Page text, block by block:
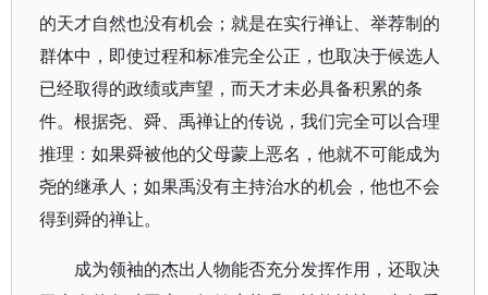
的天才自然也没有机会；就是在实行禅让、举荐制的
群体中，即使过程和标准完全公正，也取决于候选人
已经取得的政绩或声望，而天才未必具备积累的条
件。根据尧、舜、禹禅让的传说，我们完全可以合理
推理：如果舜被他的父母蒙上恶名，他就不可能成为
尧的继承人；如果禹没有主持治水的机会，他也不会
得到舜的禅让。
成为领袖的杰出人物能否充分发挥作用，还取决